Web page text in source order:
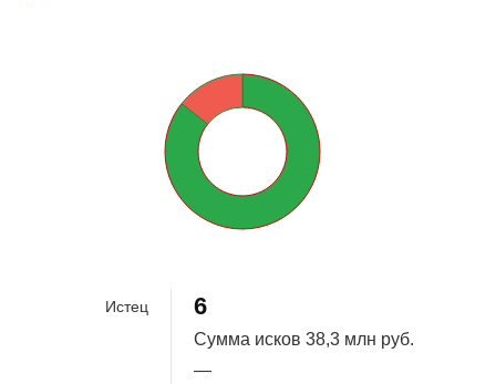
Истец 6
Сумма исков 38,3 млн руб.
—